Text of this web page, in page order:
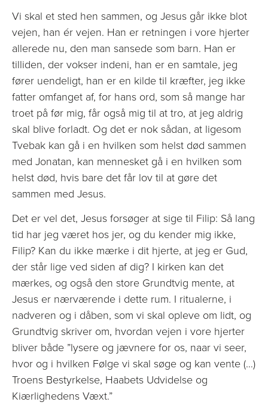
Vi skal et sted hen sammen, og Jesus går ikke blot
vejen, han ér vejen. Han er retningen i vore hjerter
allerede nu, den man sansede som barn. Han er
tilliden, der vokser indeni, han er en samtale, jeg
fører uendeligt, han er en kilde til kræfter, jeg ikke
fatter omfanget af, for hans ord, som så mange har
troet på før mig, får også mig til at tro, at jeg aldrig
skal blive forladt. Og det er nok sådan, at ligesom
Tvebak kan gå i en hvilken som helst død sammen
med Jonatan, kan mennesket gå i en hvilken som
helst død, hvis bare det får lov til at gøre det
sammen med Jesus.
Det er vel det, Jesus forsøger at sige til Filip: Så lang
tid har jeg været hos jer, og du kender mig ikke,
Filip? Kan du ikke mærke i dit hjerte, at jeg er Gud,
der står lige ved siden af dig? I kirken kan det
mærkes, og også den store Grundtvig mente, at
Jesus er nærværende i dette rum. I ritualerne, i
nadveren og i dåben, som vi skal opleve om lidt, og
Grundtvig skriver om, hvordan vejen i vore hjerter
bliver både ”lysere og jævnere for os, naar vi seer,
hvor og i hvilken Følge vi skal søge og kan vente (…)
Troens Bestyrkelse, Haabets Udvidelse og
Kiærlighedens Væxt.”